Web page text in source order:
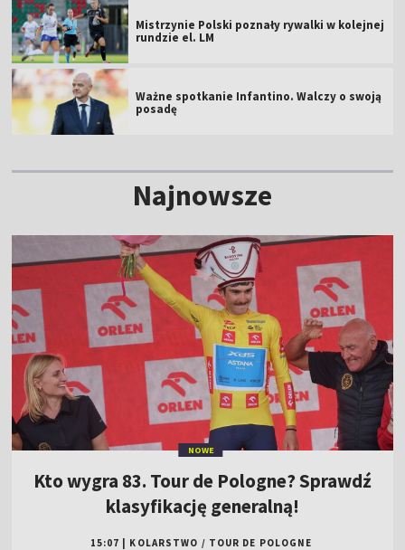
Mistrzynie Polski poznały rywalki w kolejnej
rundzie el. LM
Ważne spotkanie Infantino. Walczy o swoją
posadę
Najnowsze
NOWE
Kto wygra 83. Tour de Pologne? Sprawdź
klasyfikację generalną!
15:07 | KOLARSTWO / TOUR DE POLOGNE